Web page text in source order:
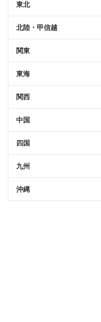
東北
北陸・甲信越
関東
東海
関西
中国
四国
九州
沖縄